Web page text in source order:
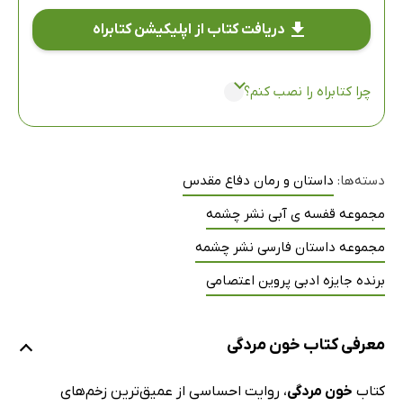
دریافت کتاب از اپلیکیشن کتابراه
چرا کتابراه را نصب کنم؟
دسته‌ها: داستان و رمان دفاع مقدس
مجموعه قفسه ی آبی نشر چشمه
مجموعه داستان فارسی نشر چشمه
برنده جایزه ادبی پروین اعتصامی
معرفی کتاب خون مردگی
کتاب خون مردگی، روایت احساسی از عمیق‌ترین زخم‌های